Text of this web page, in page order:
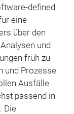
defined
eine
über den
und
früh zu
und Prozesse
Ausfälle
passend in
Die